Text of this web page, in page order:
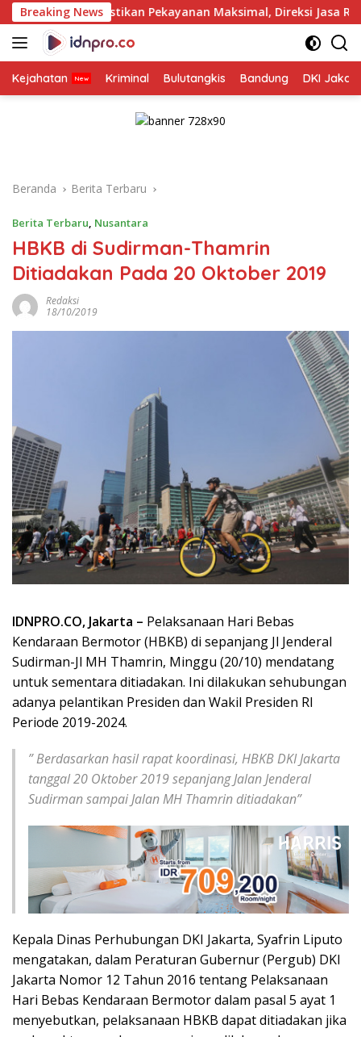
Langsung
ke
konten
Breaking News
Pastikan Pekayanan Maksimal, Direksi Jasa Raharja Tinjau
Kejahatan Kriminal Bulutangkis Bandung DKI
Beranda Berita Terbaru
Berita Terbaru, Nusantara
HBKB di Sudirman-Thamrin
Ditiadakan Pada 20 Oktober 2019
Redaksi
18/10/2019
IDNPRO.CO, Jakarta – Pelaksanaan Hari Bebas
Kendaraan Bermotor (HBKB) di sepanjang Jl Jenderal
Sudirman-Jl MH Thamrin, Minggu (20/10) mendatang
untuk sementara ditiadakan. Ini dilakukan sehubungan
adanya pelantikan Presiden dan Wakil Presiden RI
Periode 2019-2024.
” Berdasarkan hasil rapat koordinasi, HBKB DKI Jakarta
tanggal 20 Oktober 2019 sepanjang Jalan Jenderal
Sudirman sampai Jalan MH Thamrin ditiadakan”
Kepala Dinas Perhubungan DKI Jakarta, Syafrin Liputo
mengatakan, dalam Peraturan Gubernur (Pergub) DKI
Jakarta Nomor 12 Tahun 2016 tentang Pelaksanaan
Hari Bebas Kendaraan Bermotor dalam pasal 5 ayat 1
menyebutkan, pelaksanaan HBKB dapat ditiadakan jika